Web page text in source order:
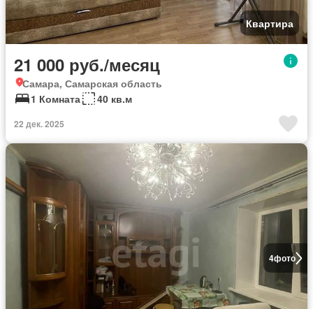
Квартира
21 000 руб./месяц
Самара, Самарская область
1 Комната
40 кв.м
22 дек. 2025
4фото